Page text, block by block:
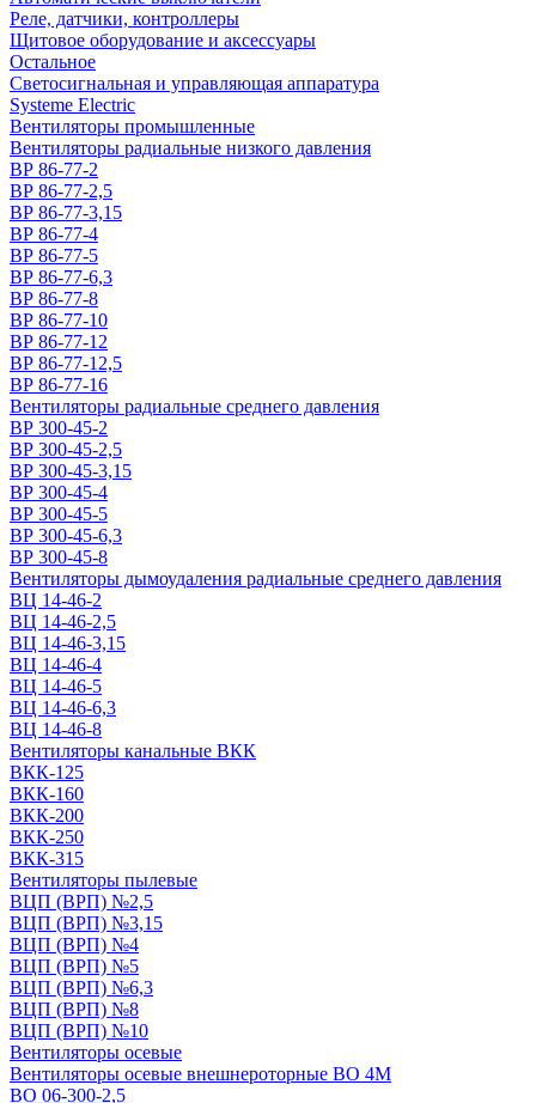
Реле, датчики, контроллеры
Щитовое оборудование и аксессуары
Остальное
Светосигнальная и управляющая аппаратура
Systeme Electric
Вентиляторы промышленные
Вентиляторы радиальные низкого давления
ВР 86-77-2
ВР 86-77-2,5
ВР 86-77-3,15
ВР 86-77-4
ВР 86-77-5
ВР 86-77-6,3
ВР 86-77-8
ВР 86-77-10
ВР 86-77-12
ВР 86-77-12,5
ВР 86-77-16
Вентиляторы радиальные среднего давления
ВР 300-45-2
ВР 300-45-2,5
ВР 300-45-3,15
ВР 300-45-4
ВР 300-45-5
ВР 300-45-6,3
ВР 300-45-8
Вентиляторы дымоудаления радиальные среднего давления
ВЦ 14-46-2
ВЦ 14-46-2,5
ВЦ 14-46-3,15
ВЦ 14-46-4
ВЦ 14-46-5
ВЦ 14-46-6,3
ВЦ 14-46-8
Вентиляторы канальные ВКК
ВКК-125
ВКК-160
ВКК-200
ВКК-250
ВКК-315
Вентиляторы пылевые
ВЦП (ВРП) №2,5
ВЦП (ВРП) №3,15
ВЦП (ВРП) №4
ВЦП (ВРП) №5
ВЦП (ВРП) №6,3
ВЦП (ВРП) №8
ВЦП (ВРП) №10
Вентиляторы осевые
Вентиляторы осевые внешнероторные ВО 4М
ВО 06-300-2,5